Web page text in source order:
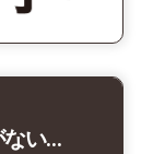
ない…